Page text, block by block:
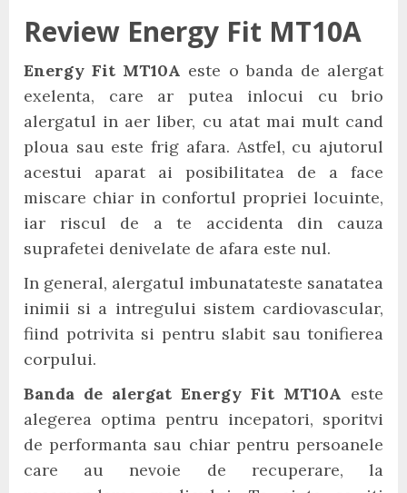
Review Energy Fit MT10A
Energy Fit MT10A este o banda de alergat
exelenta, care ar putea inlocui cu brio
alergatul in aer liber, cu atat mai mult cand
ploua sau este frig afara. Astfel, cu ajutorul
acestui aparat ai posibilitatea de a face
miscare chiar in confortul propriei locuinte,
iar riscul de a te accidenta din cauza
suprafetei denivelate de afara este nul.
In general, alergatul imbunatateste sanatatea
inimii si a intregului sistem cardiovascular,
fiind potrivita si pentru slabit sau tonifierea
corpului.
Banda de alergat Energy Fit MT10A este
alegerea optima pentru incepatori, sporitvi
de performanta sau chiar pentru persoanele
care au nevoie de recuperare, la